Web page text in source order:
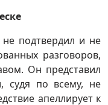
не подтвердил и не
разговоров,
Он представил
судя по всему, не
апеллирует к